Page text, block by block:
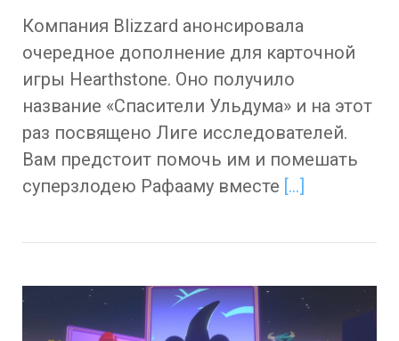
Компания Blizzard анонсировала
очередное дополнение для карточной
игры Hearthstone. Оно получило
название «Спасители Ульдума» и на этот
раз посвящено Лиге исследователей.
Вам предстоит помочь им и помешать
суперзлодею Рафааму вместе […]